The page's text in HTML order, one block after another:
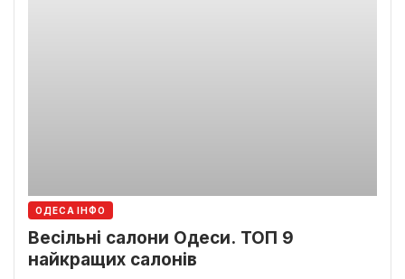
ОДЕСА ІНФО
Весільні салони Одеси. ТОП 9
найкращих салонів